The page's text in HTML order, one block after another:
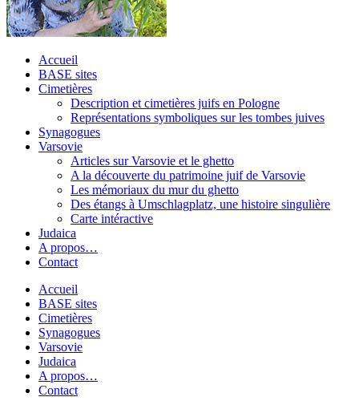
Accueil
BASE sites
Cimetières
Description et cimetières juifs en Pologne
Représentations symboliques sur les tombes juives
Synagogues
Varsovie
Articles sur Varsovie et le ghetto
A la découverte du patrimoine juif de Varsovie
Les mémoriaux du mur du ghetto
Des étangs à Umschlagplatz, une histoire singulière
Carte intéractive
Judaica
A propos…
Contact
Accueil
BASE sites
Cimetières
Synagogues
Varsovie
Judaica
A propos…
Contact